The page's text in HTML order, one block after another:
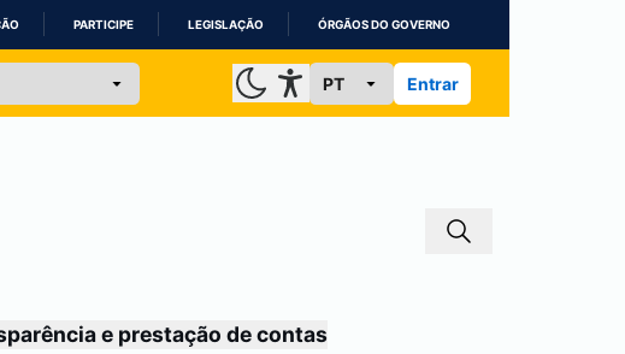
PARTICIPE LEGISLAÇÃO ÓRGÃOS DO GOVERNO
Entrar
e prestação de contas